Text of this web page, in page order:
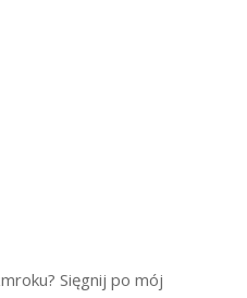
Sięgnij po mój